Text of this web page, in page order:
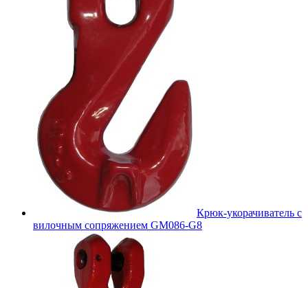
Крюк-укорачиватель с
вилочным сопряжением GM086-G8